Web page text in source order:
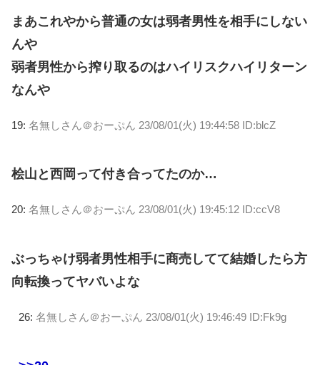
まあこれやから普通の女は弱者男性を相手にしない
んや
弱者男性から搾り取るのはハイリスクハイリターン
なんや
19: 名無しさん＠おーぷん 23/08/01(火) 19:44:58 ID:blcZ
桧山と西岡って付き合ってたのか…
20: 名無しさん＠おーぷん 23/08/01(火) 19:45:12 ID:ccV8
ぶっちゃけ弱者男性相手に商売してて結婚したら方
向転換ってヤバいよな
26: 名無しさん＠おーぷん 23/08/01(火) 19:46:49 ID:Fk9g